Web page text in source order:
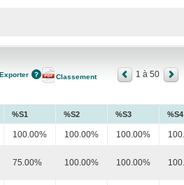
Exporter Classement 1 à 50
%S1 %S2 %S3 %S4
100.00% 100.00% 100.00%
75.00% 100.00% 100.00%